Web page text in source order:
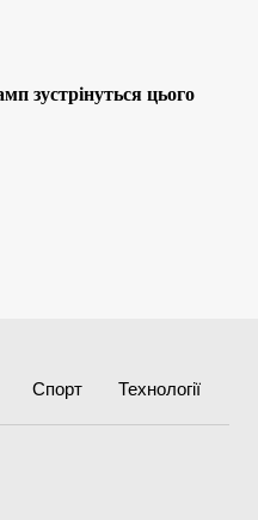
зустрінуться цього
Спорт Технології